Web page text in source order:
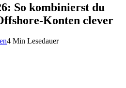
So kombinierst du
Konten clever
4 Min Lesedauer